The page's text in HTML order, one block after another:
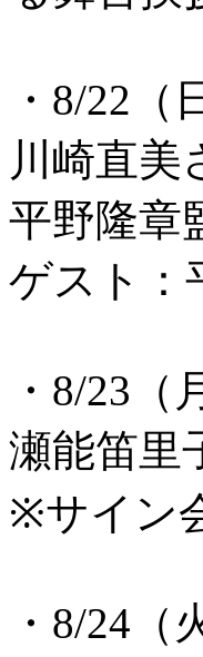
・8/22（
川崎直美
平野隆章
ゲスト：
・8/23（
瀬能笛里
※サイン
・8/24（